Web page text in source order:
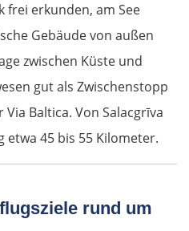
frei erkunden, am See
Gebäude von außen
zwischen Küste und
gut als Zwischenstopp
Baltica. Von Salacgrīva
45 bis 55 Kilometer.
rund um